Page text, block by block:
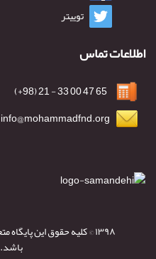
توییتر
اطلاعات تماس
info@mohammadfnd.org
۱۳۹۸ © کلیه حقوق این
باشد.